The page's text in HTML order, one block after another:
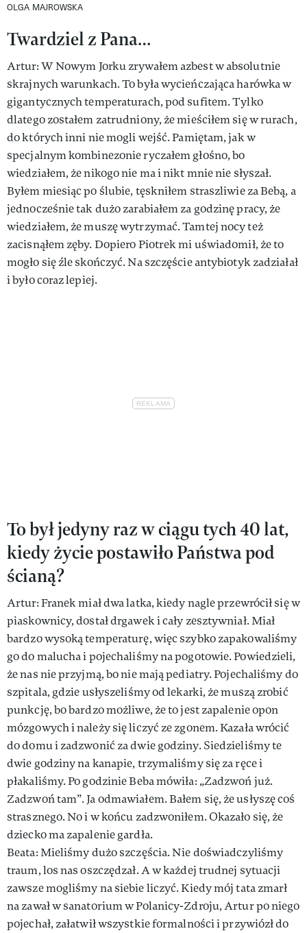
OLGA MAJROWSKA
Twardziel z Pana…
Artur: W Nowym Jorku zrywałem azbest w absolutnie
skrajnych warunkach. To była wycieńczająca harówka w
gigantycznych temperaturach, pod sufitem. Tylko
dlatego zostałem zatrudniony, że mieściłem się w rurach,
do których inni nie mogli wejść. Pamiętam, jak w
specjalnym kombinezonie ryczałem głośno, bo
wiedziałem, że nikogo nie ma i nikt mnie nie słyszał.
Byłem miesiąc po ślubie, tęskniłem straszliwie za Bebą, a
jednocześnie tak dużo zarabiałem za godzinę pracy, że
wiedziałem, że muszę wytrzymać. Tamtej nocy też
zacisnąłem zęby. Dopiero Piotrek mi uświadomił, że to
mogło się źle skończyć. Na szczęście antybiotyk zadziałał
i było coraz lepiej.
To był jedyny raz w ciągu tych 40 lat,
kiedy życie postawiło Państwa pod
ścianą?
Artur: Franek miał dwa latka, kiedy nagle przewrócił się w
piaskownicy, dostał drgawek i cały zesztywniał. Miał
bardzo wysoką temperaturę, więc szybko zapakowaliśmy
go do malucha i pojechaliśmy na pogotowie. Powiedzieli,
że nas nie przyjmą, bo nie mają pediatry. Pojechaliśmy do
szpitala, gdzie usłyszeliśmy od lekarki, że muszą zrobić
punkcję, bo bardzo możliwe, że to jest zapalenie opon
mózgowych i należy się liczyć ze zgonem. Kazała wrócić
do domu i zadzwonić za dwie godziny. Siedzieliśmy te
dwie godziny na kanapie, trzymaliśmy się za ręce i
płakaliśmy. Po godzinie Beba mówiła: „Zadzwoń już.
Zadzwoń tam”. Ja odmawiałem. Bałem się, że usłyszę coś
strasznego. No i w końcu zadzwoniłem. Okazało się, że
dziecko ma zapalenie gardła.
Beata: Mieliśmy dużo szczęścia. Nie doświadczyliśmy
traum, los nas oszczędzał. A w każdej trudnej sytuacji
zawsze mogliśmy na siebie liczyć. Kiedy mój tata zmarł
na zawał w sanatorium w Polanicy-Zdroju, Artur po niego
pojechał, załatwił wszystkie formalności i przywiózł do